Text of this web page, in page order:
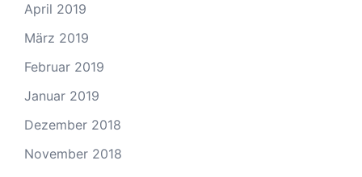
April 2019
März 2019
Februar 2019
Januar 2019
Dezember 2018
November 2018